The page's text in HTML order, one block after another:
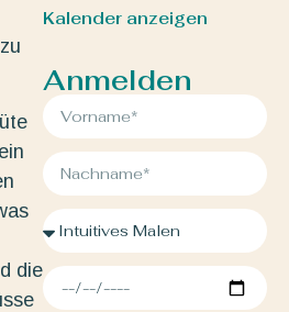
die
Kalender anzeigen
Anmelden